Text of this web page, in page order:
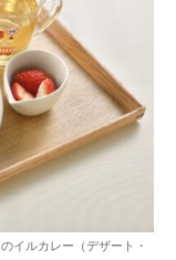
イルカレー（デザート・